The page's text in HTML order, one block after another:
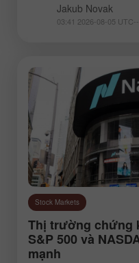
Jakub Novak
03:41 2026-08-05
Stock Markets
Thị trường chứng
S&P 500 và
mạnh